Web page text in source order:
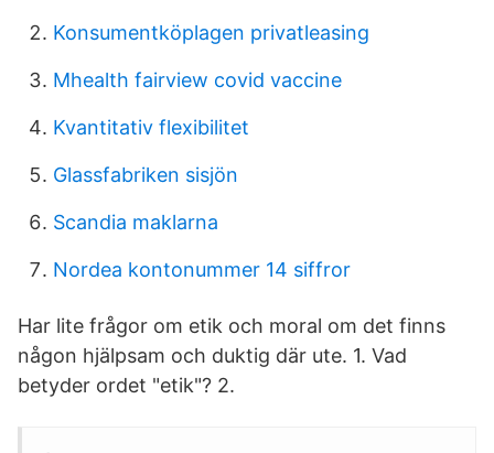
Konsumentköplagen privatleasing
Mhealth fairview covid vaccine
Kvantitativ flexibilitet
Glassfabriken sisjön
Scandia maklarna
Nordea kontonummer 14 siffror
Har lite frågor om etik och moral om det finns
någon hjälpsam och duktig där ute. 1. Vad
betyder ordet "etik"? 2.